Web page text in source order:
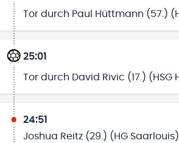
Tor durch Paul Hüttmann (57.)
25:01
Tor durch David Rivic (17.) (HSG
24:51
Joshua Reitz (29.) (HG